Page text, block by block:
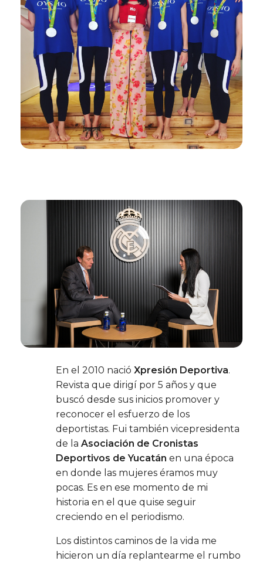
En el 2010 nació Xpresión Deportiva.
Revista que dirigí por 5 años y que
buscó desde sus inicios promover y
reconocer el esfuerzo de los
deportistas. Fui también vicepresidenta
de la Asociación de Cronistas
Deportivos de Yucatán en una época
en donde las mujeres éramos muy
pocas. Es en ese momento de mi
historia en el que quise seguir
creciendo en el periodismo.
Los distintos caminos de la vida me
hicieron un día replantearme el rumbo